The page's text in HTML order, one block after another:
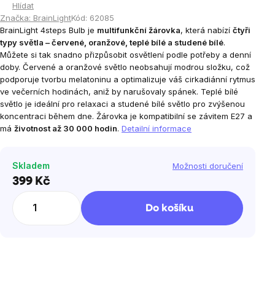
Hlídat
Značka: BrainLightKód: 62085
BrainLight 4steps Bulb je multifunkční žárovka, která nabízí čtyři
typy světla – červené, oranžové, teplé bílé a studené bílé.
Můžete si tak snadno přizpůsobit osvětlení podle potřeby a denní
doby. Červené a oranžové světlo neobsahují modrou složku, což
podporuje tvorbu melatoninu a optimalizuje váš cirkadiánní rytmus
ve večerních hodinách, aniž by narušovaly spánek. Teplé bílé
světlo je ideální pro relaxaci a studené bílé světlo pro zvýšenou
koncentraci během dne. Žárovka je kompatibilní se závitem E27 a
má životnost až 30 000 hodin. Detailní informace
Skladem Možnosti doručení
399 Kč
Do košíku